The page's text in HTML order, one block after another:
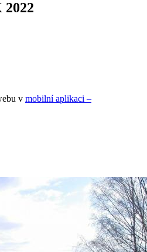
2022
v mobilní aplikaci –